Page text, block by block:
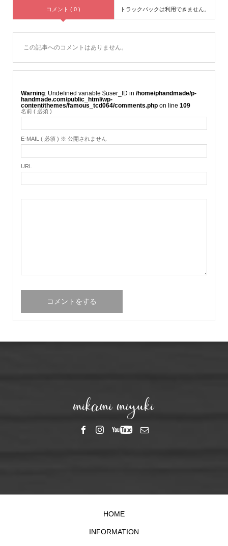
コメント ( 0 ) トラックバックは利用できません。
この記事へのコメントはありません。
Warning : Undefined variable $user_ID in /home/phandmade/p-
handmade.com/public_html/wp-
content/themes/famous_tcd064/comments.phpon line 109
名前 ( 必須 )
E-MAIL ( 必須 ) ※ 公開されません
URL
HOME
INFORMATION